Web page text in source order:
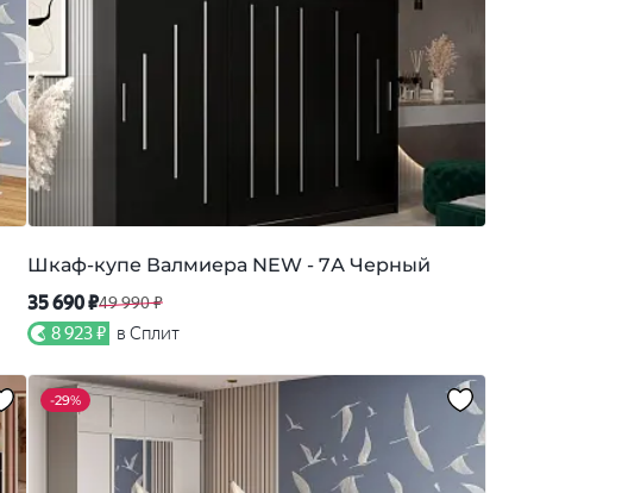
Шкаф-купе Валмиера NEW - 7А Черный
35 690 ₽49 990 ₽
8 923 ₽ в Сплит
-29%